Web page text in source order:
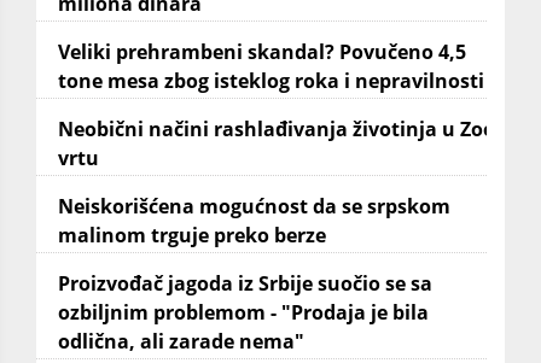
Veliki prehrambeni skandal? Povučeno 4,5
tone mesa zbog isteklog roka i nepravilnosti
Neobični načini rashlađivanja životinja u Zoo
vrtu
Neiskorišćena mogućnost da se srpskom
malinom trguje preko berze
Proizvođač jagoda iz Srbije suočio se sa
ozbiljnim problemom - "Prodaja je bila
odlična, ali zarade nema"